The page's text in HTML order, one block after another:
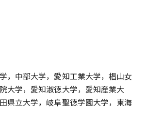
，中部大学，愛知工業大学，椙山女
大学，愛知淑徳大学，愛知産業大
県立大学，岐阜聖徳学園大学，東海